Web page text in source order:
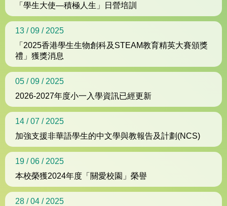
「學生大使—積極人生」日營培訓
13 / 09 / 2025
「2025香港學生生物創科及STEAM教育精英大賽頒獎
禮」獲獎消息
05 / 09 / 2025
2026-2027年度小一入學資訊已經更新
14 / 07 / 2025
加強支援非華語學生的中文學與教報告及計劃(NCS)
19 / 06 / 2025
本校榮獲2024年度「關愛校園」榮譽
28 / 04 / 2025